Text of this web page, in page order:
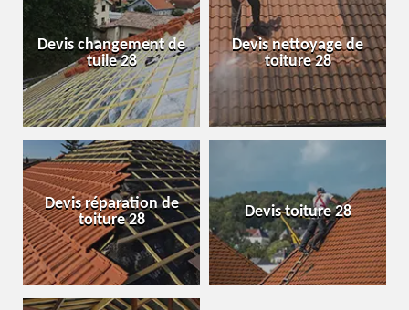
Devis changement de
tuile 28
Devis nettoyage de
toiture 28
Devis réparation de
toiture 28
Devis toiture 28